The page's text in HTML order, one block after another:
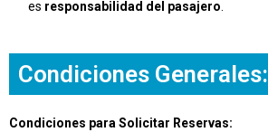
es responsabilidad del pasajero.
Condiciones Generales:
Condiciones para Solicitar Reservas: